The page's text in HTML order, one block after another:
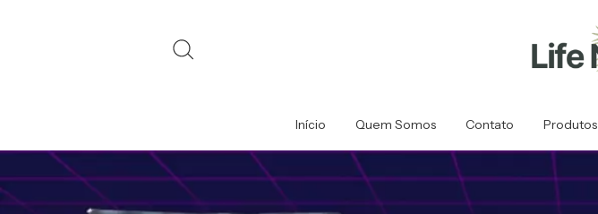
Início Quem Somos Contato Produtos